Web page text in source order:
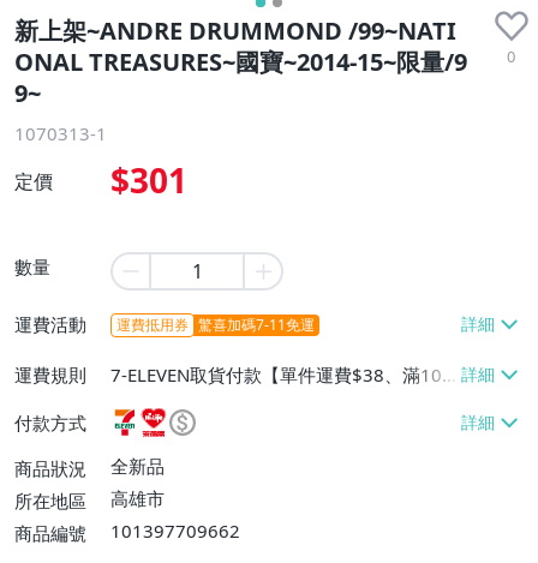
新上架~ANDRE DRUMMOND /99~NATI
ONAL TREASURES~國寶~2014-15~限量/9
9~
0
1070313-1
定價 $301
數量
運費活動 運費抵用券 驚喜加碼7-11免運
運費規則
7-ELEVEN取貨付款【單件運費$38、滿100
件或消費滿$1000000免運費】、7-ELEVEN
取貨不付款【單件運費$38】、萊爾富取貨
付款【單件運費$60、滿50件或消費滿$30
0000免運費】、郵局掛號【單件運費$50、
付款方式
商品狀況
全新品
所在地區
高雄市
商品編號
101397709662